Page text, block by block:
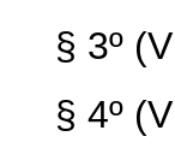
§ 3º
§ 4º